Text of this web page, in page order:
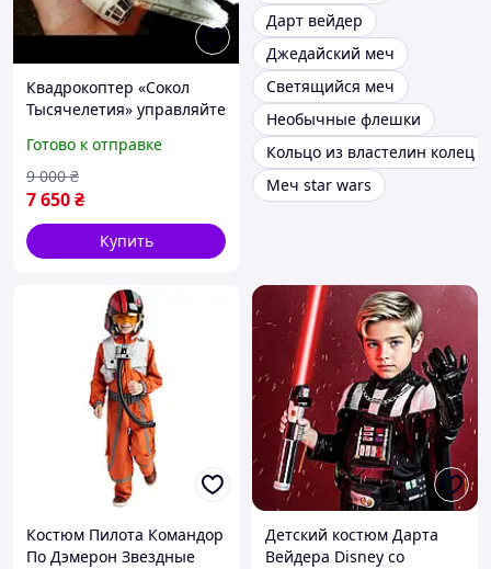
Квадрокоптер «Сокол
Тысячелетия» управляйте
Готово к отправке
7 650₴
9 000 ₴
Купить
Дарт вейдер
Джедайский меч
Светящийся меч
Необычные флешки
Кольцо из властелин колец
Меч star wars
Костюм Пилота Командор
По Дэмерон Звездные
Детский костюм Дарта
Вейдера Disney со